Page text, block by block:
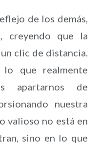
de los demás,
creyendo que la
clic de distancia.
lo que realmente
apartarnos de
nuestra
valioso no está en
sino en lo que